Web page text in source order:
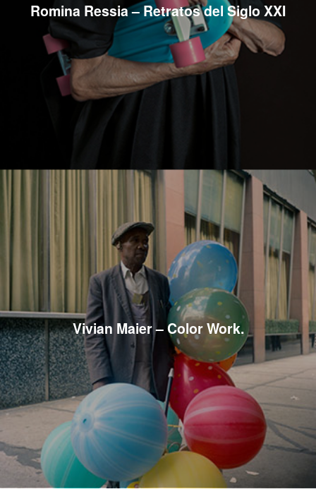
Romina Ressia – Retratos del Siglo XXI
Vivian Maier – Color Work.